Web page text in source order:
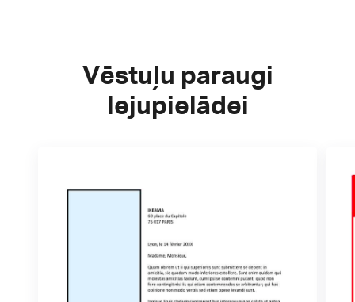
Vēstuļu paraugi
lejupielādei